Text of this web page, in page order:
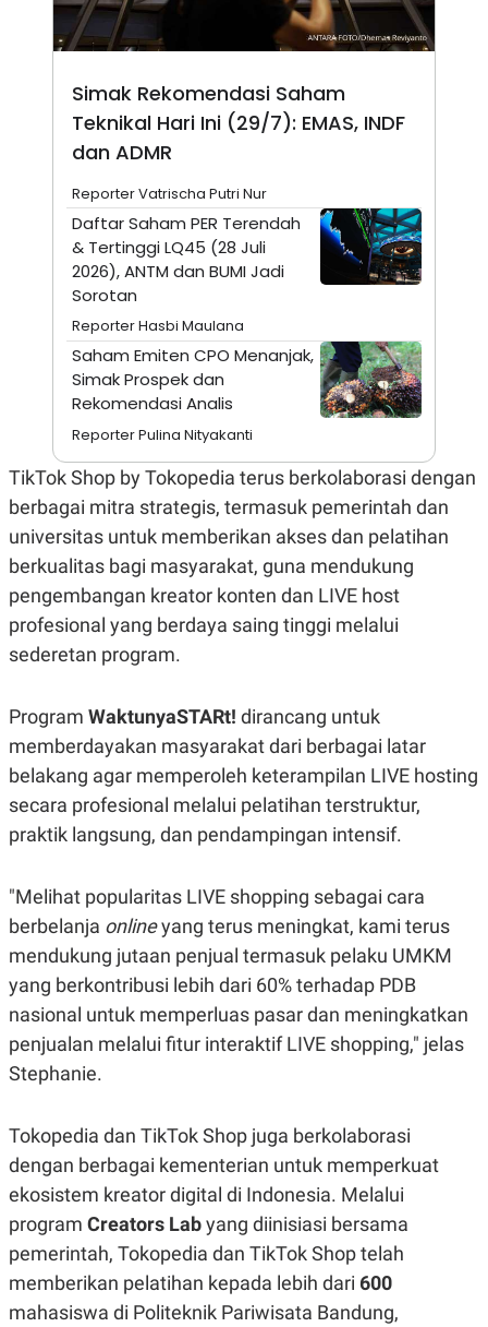
JARINGAN
A
A
E
M
E
E
A
S
E
I
A
G
N
N
C
E
T
I
R
A
E
M
I
T
E
E
A
P
R
A
V
E
R
T
S
I
N
G
M
D
I
A
.
D
Simak Rekomendasi Saham
Teknikal Hari Ini (29/7): EMAS, INDF
dan ADMR
Reporter Vatrischa Putri Nur
Daftar Saham PER Terendah
& Tertinggi LQ45 (28 Juli
2026), ANTM dan BUMI Jadi
Sorotan
Reporter Hasbi Maulana
Saham Emiten CPO Menanjak,
Simak Prospek dan
Rekomendasi Analis
Reporter Pulina Nityakanti
TikTok Shop by Tokopedia terus berkolaborasi dengan
berbagai mitra strategis, termasuk pemerintah dan
universitas untuk memberikan akses dan pelatihan
berkualitas bagi masyarakat, guna mendukung
pengembangan kreator konten dan LIVE host
profesional yang berdaya saing tinggi melalui
sederetan program.
Program WaktunyaSTARt! dirancang untuk
memberdayakan masyarakat dari berbagai latar
belakang agar memperoleh keterampilan LIVE hosting
secara profesional melalui pelatihan terstruktur,
praktik langsung, dan pendampingan intensif.
"Melihat popularitas LIVE shopping sebagai cara
berbelanja onlineyang terus meningkat, kami terus
mendukung jutaan penjual termasuk pelaku UMKM
yang berkontribusi lebih dari 60% terhadap PDB
nasional untuk memperluas pasar dan meningkatkan
penjualan melalui fitur interaktif LIVE shopping," jelas
Stephanie.
Tokopedia dan TikTok Shop juga berkolaborasi
dengan berbagai kementerian untuk memperkuat
ekosistem kreator digital di Indonesia. Melalui
program Creators Labyang diinisiasi bersama
pemerintah, Tokopedia dan TikTok Shop telah
memberikan pelatihan kepada lebih dari 600
mahasiswa di Politeknik Pariwisata Bandung,